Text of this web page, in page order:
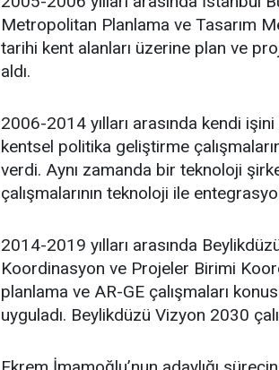
Metropolitan Planlama ve Tasarım
tarihi kent alanları üzerine plan ve
aldı.
2006-2014 yılları arasında kendi
kentsel politika geliştirme
verdi. Aynı zamanda bir teknoloji
çalışmalarının teknoloji ile
2014-2019 yılları arasında
Koordinasyon ve Projeler Birimi
planlama ve AR-GE çalışmaları
uyguladı. Beylikdüzü Vizyon 2030